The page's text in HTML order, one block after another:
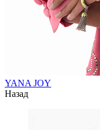
YANA JOY
Назад